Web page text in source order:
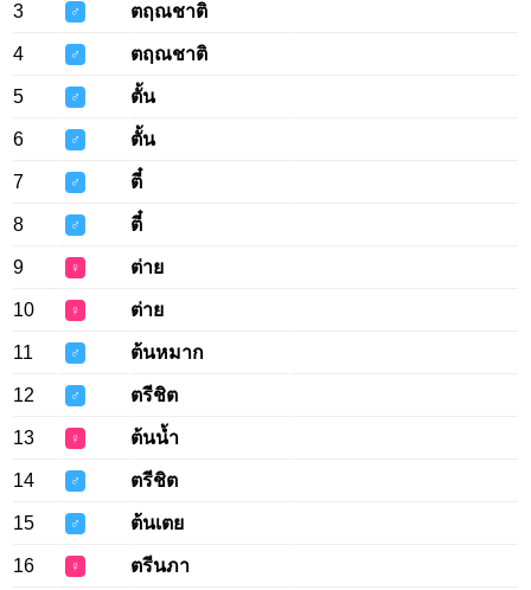
3 ♂ ตฤณชาติ
4 ♂ ตฤณชาติ
5 ♂ ตั้น
6 ♂ ตั้น
7 ♂ ตี๋
8 ♂ ตี๋
9 ♀ ต่าย
10 ♀ ต่าย
11 ♂ ต้นหมาก
12 ♂ ตรีชิต
13 ♀ ต้นน้ำ
14 ♂ ตรีชิต
15 ♂ ต้นเตย
16 ♀ ตรีนภา